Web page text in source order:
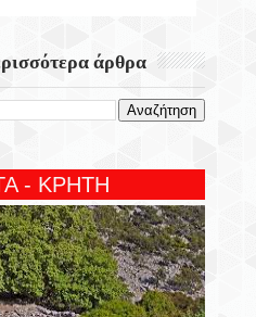
άρθρα
- ΚΡΗΤΗ